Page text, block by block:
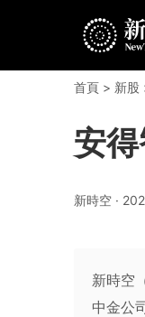
首頁 > 新股
安
新時空 ·
新時空
中金公